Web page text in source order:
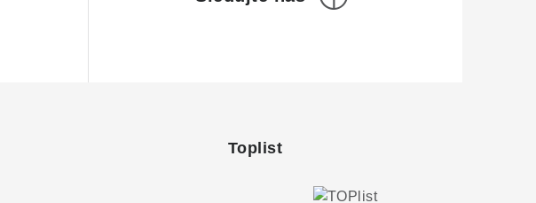
Toplist